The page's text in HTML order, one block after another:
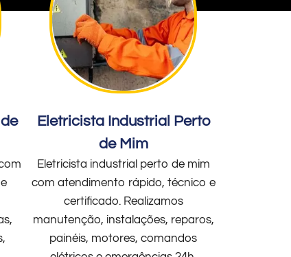
Eletricista Industrial Perto
de Mim
Eletricista industrial perto de mim
com atendimento rápido, técnico e
certificado. Realizamos
manutenção, instalações, reparos,
painéis, motores, comandos